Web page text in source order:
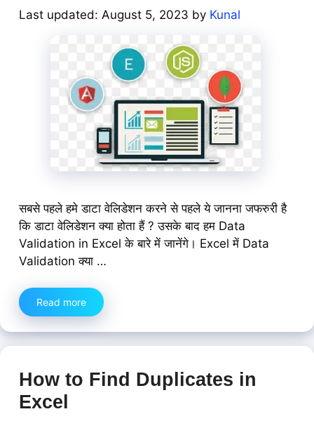
August 5, 2023 by Kunal
सबसे पहले हमे डाटा वेलिडेशन करने से पहले ये जानना जफरुरी है
कि डाटा वेलिडेशन क्या होता हैं ? उसके बाद हम Data
Validation in Excel के बारे में जानेंगे। Excel में Data
Validation क्या …
Read more
How to Find Duplicates in
Excel